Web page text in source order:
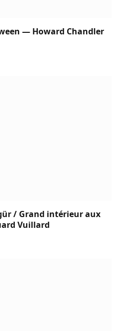
— Howard Chandler
/ Grand intérieur aux
Vuillard